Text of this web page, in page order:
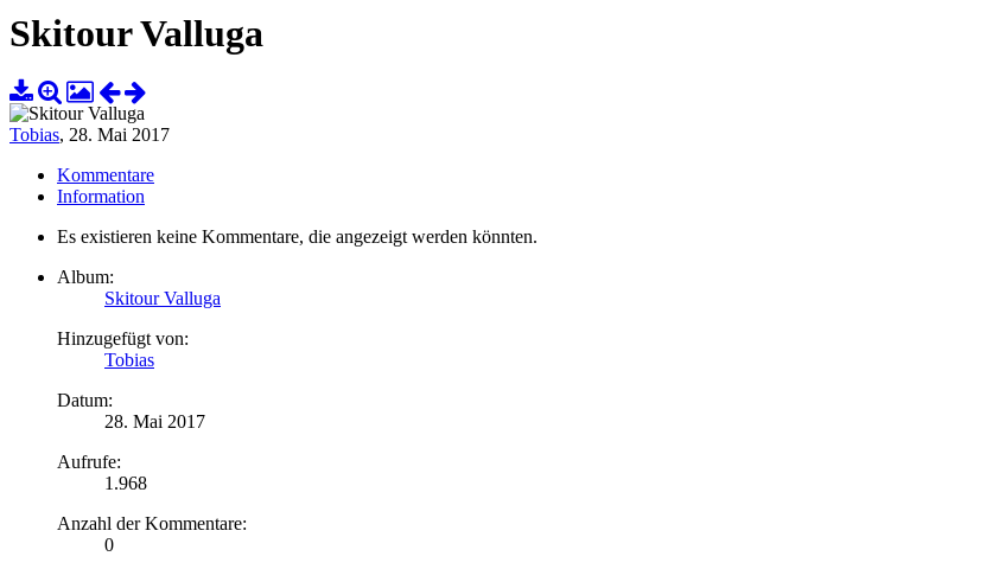
Skitour Valluga
Tobias, 28. Mai 2017
Kommentare
Information
Es existieren keine Kommentare, die angezeigt werden könnten.
Album:
Skitour Valluga
Hinzugefügt von:
Tobias
Datum:
28. Mai 2017
Aufrufe:
1.968
Anzahl der Kommentare:
0